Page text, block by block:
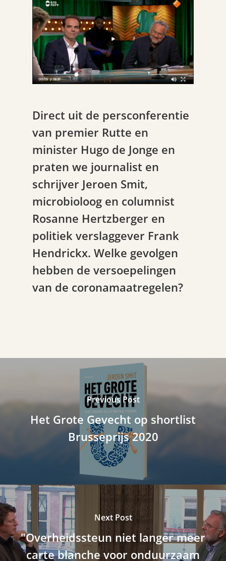
Direct uit de persconferentie
van premier Rutte en
minister Hugo de Jonge en
praten we journalist en
schrijver Jeroen Smit,
microbioloog en columnist
Rosanne Hertzberger en
politiek verslaggever Frank
Hendrickx. Welke gevolgen
hebben de versoepelingen
van de coronamaatregelen?
Previous Post
Het Grote Gevecht op shortlist
Brusseprijs 2020
Next Post
"Overheidssteun niet langer meer
carte blanche voor onduurzaam